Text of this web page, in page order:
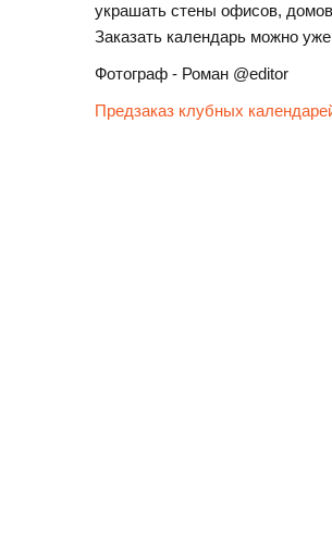
украшать стены офисов,
Заказать календарь можно
Фотограф - Роман @editor
Предзаказ клубных